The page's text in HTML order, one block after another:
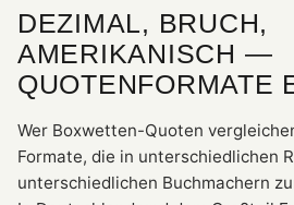
DEZIMAL, BRUCH,
AMERIKANISCH —
QUOTENFORMATE
Wer Boxwetten-Quoten
Formate, die in unterschiedlichen
unterschiedlichen Buchmachern